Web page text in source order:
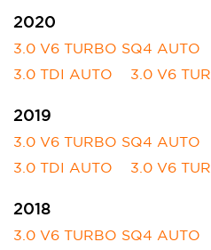
2020
3.0 V6 TURBO SQ4 AUTO
3.0 TDI AUTO
3.0 V6
2019
3.0 V6 TURBO SQ4 AUTO
3.0 TDI AUTO
3.0 V6
2018
3.0 V6 TURBO SQ4 AUTO